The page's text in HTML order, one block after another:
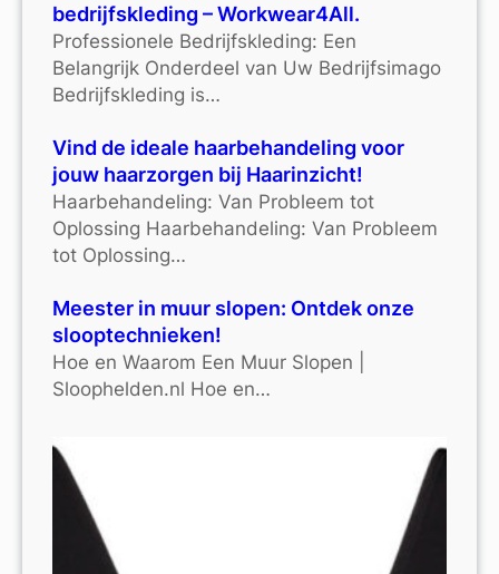
bedrijfskleding – Workwear4All.
Professionele Bedrijfskleding: Een
Belangrijk Onderdeel van Uw Bedrijfsimago
Bedrijfskleding is…
Vind de ideale haarbehandeling voor
jouw haarzorgen bij Haarinzicht!
Haarbehandeling: Van Probleem tot
Oplossing Haarbehandeling: Van Probleem
tot Oplossing…
Meester in muur slopen: Ontdek onze
slooptechnieken!
Hoe en Waarom Een Muur Slopen |
Sloophelden.nl Hoe en…